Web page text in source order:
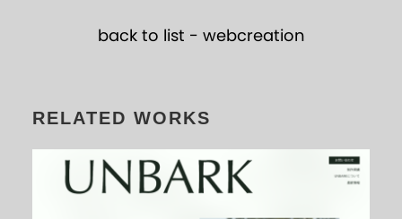
back to list - webcreation
RELATED WORKS